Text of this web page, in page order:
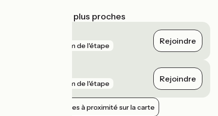
Gares SNCF les plus proches
7 km de l'étape Rejoindre
9 km de l'étape Rejoindre
Afficher les gares à proximité sur la carte